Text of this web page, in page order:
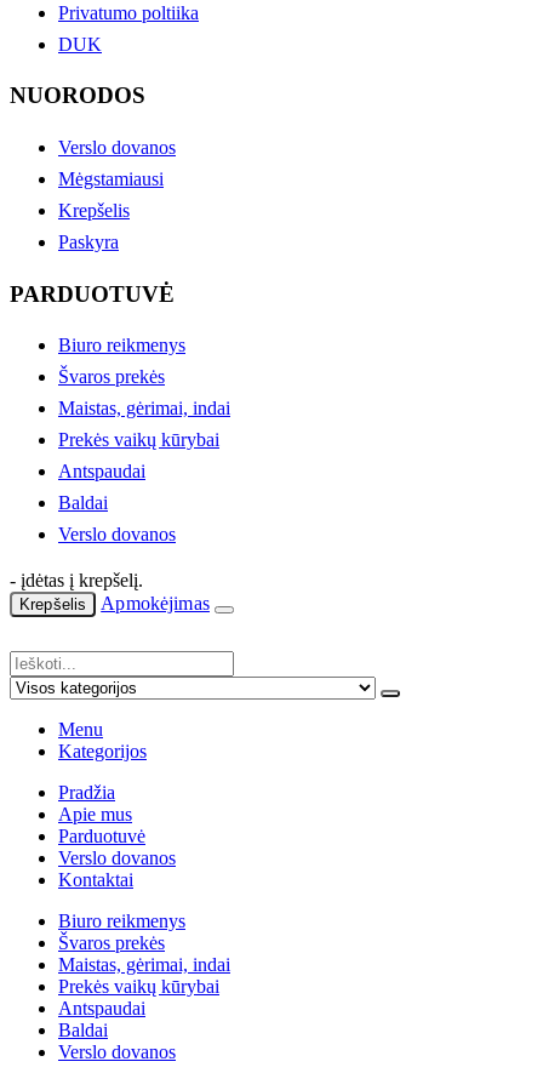
Privatumo poltiika
DUK
NUORODOS
Verslo dovanos
Mėgstamiausi
Krepšelis
Paskyra
PARDUOTUVĖ
Biuro reikmenys
Švaros prekės
Maistas, gėrimai, indai
Prekės vaikų kūrybai
Antspaudai
Baldai
Verslo dovanos
- įdėtas į krepšelį.
Krepšelis Apmokėjimas
Menu
Kategorijos
Pradžia
Apie mus
Parduotuvė
Verslo dovanos
Kontaktai
Biuro reikmenys
Švaros prekės
Maistas, gėrimai, indai
Prekės vaikų kūrybai
Antspaudai
Baldai
Verslo dovanos